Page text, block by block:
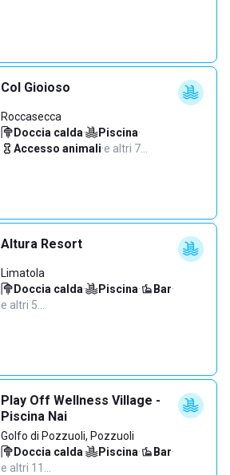
Col Gioioso
Roccasecca
Doccia calda· Piscina·
Accesso animali·e altri 7…
Altura Resort
Limatola
Doccia calda· Piscina· Bar·
e altri 5…
Play Off Wellness Village -
Piscina Nai
Golfo di Pozzuoli, Pozzuoli
Doccia calda· Piscina· Bar·
e altri 11…